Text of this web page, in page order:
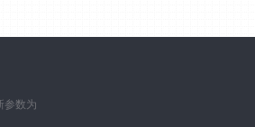
参数为